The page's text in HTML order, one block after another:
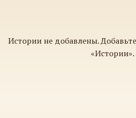
Истории не добавлены.
«Истории».